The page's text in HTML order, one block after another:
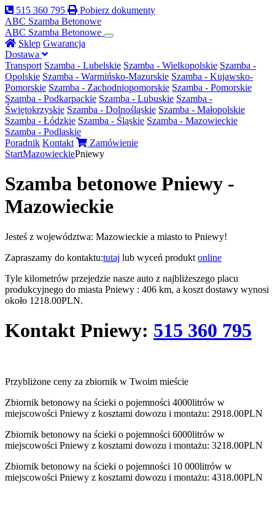
515 360 795
Pobierz dokumenty
ABC Szamba Betonowe
ABC Szamba Betonowe
Sklep Gwarancja
Dostawa
Transport Szamba - Lubelskie Szamba - Wielkopolskie Szamba -
Opolskie Szamba - Warmińsko-Mazurskie Szamba - Kujawsko-
Pomorskie Szamba - Zachodniopomorskie Szamba - Pomorskie
Szamba - Podkarpackie Szamba - Lubuskie Szamba -
Świętokrzyskie Szamba - Dolnośląskie Szamba - Małopolskie
Szamba - Łódzkie Szamba - Śląskie Szamba - Mazowieckie
Szamba - Podlaskie
Poradnik Kontakt
Zamówienie
StartMazowieckiePniewy
Szamba betonowe Pniewy -
Mazowieckie
Jesteś z województwa: Mazowieckie a miasto to Pniewy!
Zapraszamy do kontaktu:tutaj lub wyceń produkt online
Tyle kilometrów przejedzie nasze auto z najbliżeszego placu
produkcyjnego do miasta Pniewy : 406 km, a koszt dostawy wynosi
około 1218.00PLN.
Kontakt Pniewy: 515 360 795
Przybliżone ceny za zbiornik w Twoim mieście
Zbiornik betonowy na ścieki o pojemności 4000litrów w
miejscowości Pniewy z kosztami dowozu i montażu: 2918.00PLN
Zbiornik betonowy na ścieki o pojemności 6000litrów w
miejscowości Pniewy z kosztami dowozu i montażu: 3218.00PLN
Zbiornik betonowy na ścieki o pojemności 10 000litrów w
miejscowości Pniewy z kosztami dowozu i montażu: 4318.00PLN